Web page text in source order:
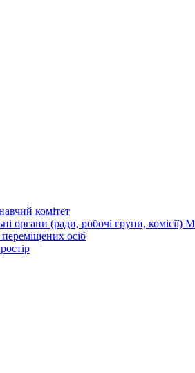
комітет
органи (ради, робочі групи, комісії)
осіб